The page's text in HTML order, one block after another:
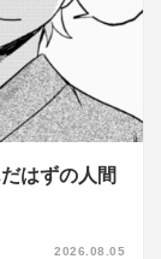
はずの人間
2026.08.05